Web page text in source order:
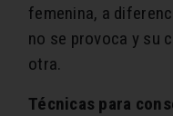
femenina, a
no se provoca y su
otra.
Técnicas para